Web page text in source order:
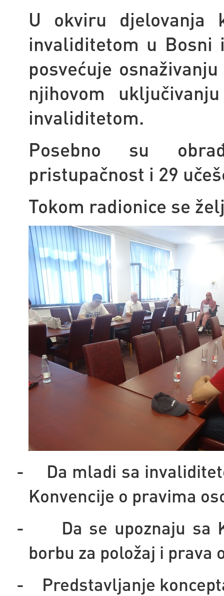
U okviru djelovanja
invaliditetom u Bosni
posvećuje
njihovom
invaliditetom.
Posebno su
pristupačnost i 29
Tokom radionice se
-
Da mladi sa
Konvencije o pravima
-
Da se upoznaju sa
borbu za položaj i
-
Predstavljanje